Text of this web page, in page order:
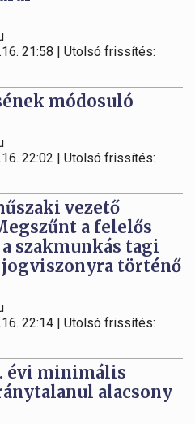
21:58 | Utolsó frissítés:
módosuló
22:02 | Utolsó frissítés:
vezető
a felelős
szakmunkás tagi
történő
22:14 | Utolsó frissítés:
évi minimális
alacsony